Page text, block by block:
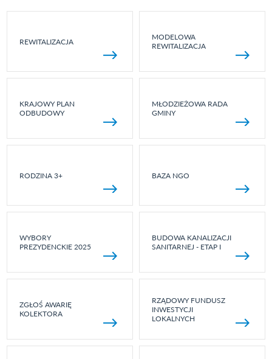
REWITALIZACJA
MODELOWA
REWITALIZACJA
KRAJOWY PLAN
ODBUDOWY
MŁODZIEŻOWA RADA
GMINY
RODZINA 3+ BAZA NGO
WYBORY
PREZYDENCKIE 2025
BUDOWA KANALIZACJI
SANITARNEJ - ETAP I
ZGŁOŚ AWARIĘ
KOLEKTORA
RZĄDOWY FUNDUSZ
INWESTYCJI
LOKALNYCH